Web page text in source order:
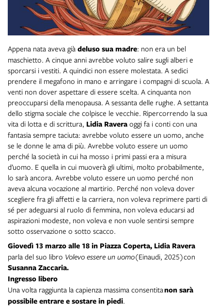
Appena nata aveva già deluso sua madre: non era un bel
maschietto. A cinque anni avrebbe voluto salire sugli alberi e
sporcarsi i vestiti. A quindici non essere molestata. A sedici
prendere il megafono in mano e arringare i compagni di scuola. A
venti non dover aspettare di essere scelta. A cinquanta non
preoccuparsi della menopausa. A sessanta delle rughe. A settanta
dello stigma sociale che colpisce le vecchie. Ripercorrendo la sua
vita di lotta e di scrittura, Lidia Ravera oggi fa i conti con una
fantasia sempre taciuta: avrebbe voluto essere un uomo, anche
se le donne le ama di più. Avrebbe voluto essere un uomo
perché la società in cui ha mosso i primi passi era a misura
d’uomo. E quella in cui muoverà gli ultimi, molto probabilmente,
lo sarà ancora. Avrebbe voluto essere un uomo perché non
aveva alcuna vocazione al martirio. Perché non voleva dover
scegliere fra gli affetti e la carriera, non voleva reprimere parti di
sé per adeguarsi al ruolo di femmina, non voleva educarsi ad
aspirazioni modeste, non voleva e non vuole sentirsi sempre
sotto osservazione o sotto scacco.
Giovedì 13 marzoalle 18 in Piazza Coperta, Lidia Ravera
parla del suo libro Volevo essere un uomo(Einaudi, 2025)con
Susanna Zaccaria.
Ingresso libero
Una volta raggiunta la capienza massima consentitanon sarà
possibile entrare e sostare in piedi.